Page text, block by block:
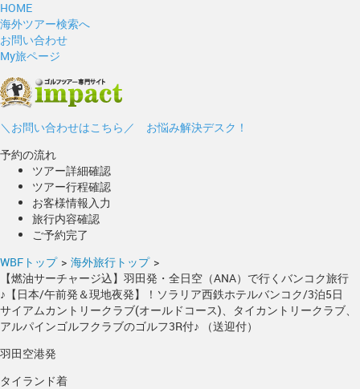
HOME
海外ツアー検索へ
お問い合わせ
My旅ページ
＼お問い合わせはこちら／ お悩み解決デスク！
予約の流れ
ツアー詳細確認
ツアー行程確認
お客様情報入力
旅行内容確認
ご予約完了
WBFトップ > 海外旅行トップ >
【燃油サーチャージ込】羽田発・全日空（ANA）で行くバンコク旅行
♪【日本/午前発＆現地夜発】！ソラリア西鉄ホテルバンコク/3泊5日
サイアムカントリークラブ(オールドコース)、タイカントリークラブ、
アルパインゴルフクラブのゴルフ3R付♪ （送迎付）
羽田空港発
タイランド着